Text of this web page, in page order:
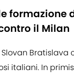
formazione
il Milan
Bratislava
italiani. In